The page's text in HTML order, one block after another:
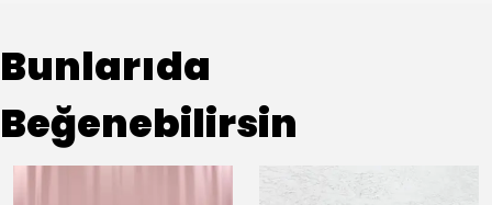
Bunlarıda
Beğenebilirsin